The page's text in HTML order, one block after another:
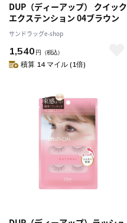
DUP（ディーアップ） クイック
エクステンション 04ブラウン
サンドラッグe-shop
1,540 円 （税込）
積算 14 マイル (1倍)